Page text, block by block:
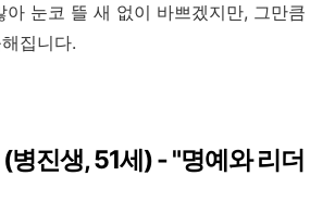
아 눈코 뜰 새 없이 바쁘겠지만, 그만큼
집니다.
병진생, 51세) - "명예와 리더